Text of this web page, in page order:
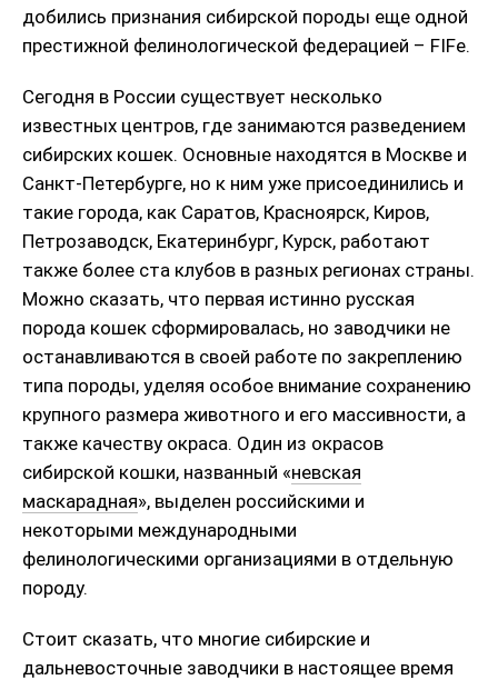
добились признания сибирской породы еще одной
престижной фелинологической федерацией – FIFe.
Сегодня в России существует несколько
известных центров, где занимаются разведением
сибирских кошек. Основные находятся в Москве и
Санкт-Петербурге, но к ним уже присоединились и
такие города, как Саратов, Красноярск, Киров,
Петрозаводск, Екатеринбург, Курск, работают
также более ста клубов в разных регионах страны.
Можно сказать, что первая истинно русская
порода кошек сформировалась, но заводчики не
останавливаются в своей работе по закреплению
типа породы, уделяя особое внимание сохранению
крупного размера животного и его массивности, а
также качеству окраса. Один из окрасов
сибирской кошки, названный «невская
маскарадная», выделен российскими и
некоторыми международными
фелинологическими организациями в отдельную
породу.
Стоит сказать, что многие сибирские и
дальневосточные заводчики в настоящее время